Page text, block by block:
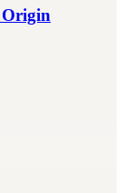
Origin